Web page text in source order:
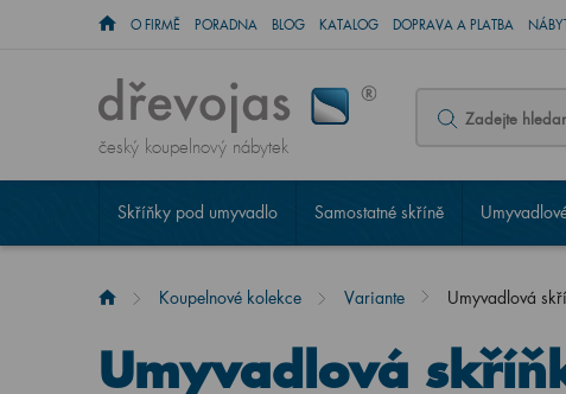
O FIRMĚ PORADNA BLOG KATALOG DOPRAVA A PLATBA
český koupelnový nábytek
Skříňky pod umyvadlo Samostatné skříně
Koupelnové kolekce Variante Umyvadlová
Umyvadlová